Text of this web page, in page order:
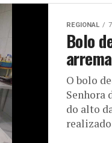
REGIONAL
Bolo
O bolo
Senhora
do alto
realizado